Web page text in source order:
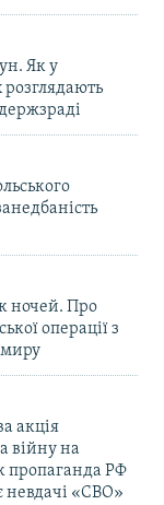
Як у
ночей. Про
операції з
миру
акція
війну на
пропаганда РФ
«СВО»